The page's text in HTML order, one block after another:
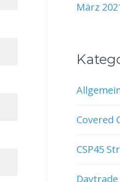
März
Covered
CSP45
Daytrade